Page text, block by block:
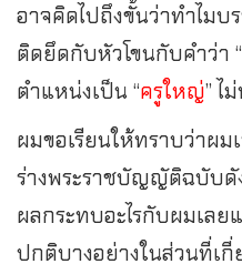
อาจคิดไปถึงขั้นว่าทำไมบ
ติดยึดกับหัวโขนกับคำว่า “
ตำแหน่งเป็น “ครูใหญ่” ไ
ผมขอเรียนให้ทราบว่าผ
ร่างพระราชบัญญัติฉบับดั
ผลกระทบอะไรกับผมเล
ปกติบางอย่างในส่วนที่เกี่